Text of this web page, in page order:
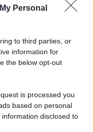
Personal
to third parties, or
information for
the below opt-out
is processed you
based on personal
disclosed to
Steffycontinua a
di intensa
segreta la loro
di Hopepossa
cosa accadrà.